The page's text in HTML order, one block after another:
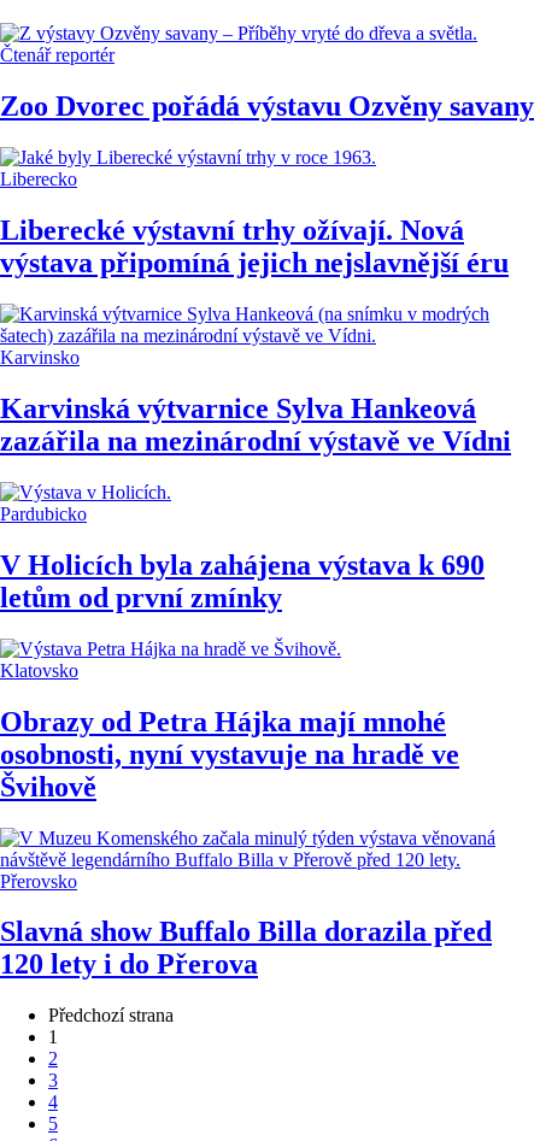
Čtenář reportér
Zoo Dvorec pořádá výstavu Ozvěny savany
Liberecko
Liberecké výstavní trhy ožívají. Nová
výstava připomíná jejich nejslavnější éru
Karvinsko
Karvinská výtvarnice Sylva Hankeová
zazářila na mezinárodní výstavě ve Vídni
Pardubicko
V Holicích byla zahájena výstava k 690
letům od první zmínky
Klatovsko
Obrazy od Petra Hájka mají mnohé
osobnosti, nyní vystavuje na hradě ve
Švihově
Přerovsko
Slavná show Buffalo Billa dorazila před
120 lety i do Přerova
Předchozí strana
1
2
3
4
5